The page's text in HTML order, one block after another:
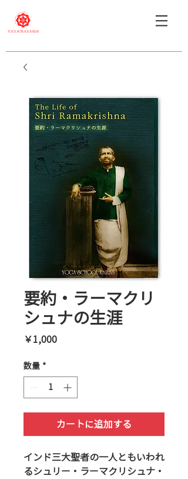
要約・ラーマクリ
シュナの生涯
￥1,000価
数量 *
カートに追加する
インド三大聖者の一人ともいわれ
るシュリー・ラーマクリシュナ・